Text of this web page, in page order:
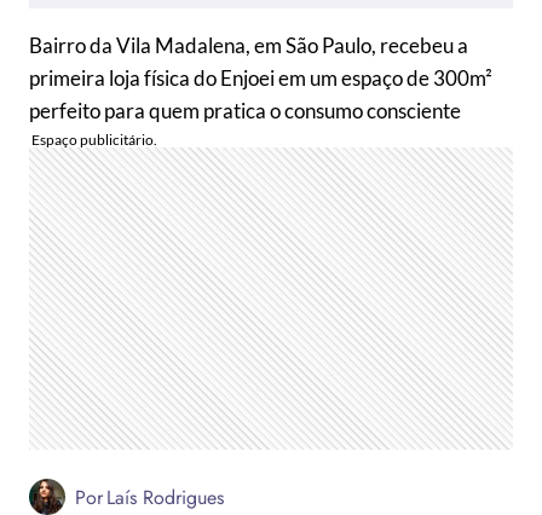
Bairro da Vila Madalena, em São Paulo, recebeu a
primeira loja física do Enjoei em um espaço de 300m²
perfeito para quem pratica o consumo consciente
PorLaís Rodrigues